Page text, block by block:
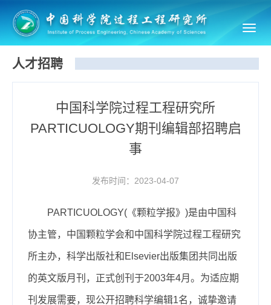
人才招聘
中国科学院过程工程研究所
PARTICUOLOGY期刊编辑部招聘启
事
发布时间：2023-04-07
PARTICUOLOGY(《颗粒学报》)是由中国科
协主管，中国颗粒学会和中国科学院过程工程研究
所主办，科学出版社和Elsevier出版集团共同出版
的英文版月刊，正式创刊于2003年4月。为适应期
刊发展需要，现公开招聘科学编辑1名，诚挚邀请